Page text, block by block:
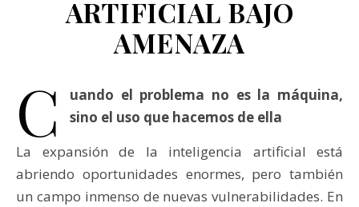
ARTIFICIAL BAJO
AMENAZA
C
uando el problema no es la máquina,
sino el uso que hacemos de ella
La expansión de la inteligencia artificial está
abriendo oportunidades enormes, pero también
un campo inmenso de nuevas vulnerabilidades. En